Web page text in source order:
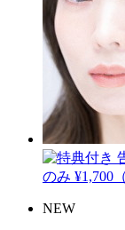
のみ ¥1,700
NEW